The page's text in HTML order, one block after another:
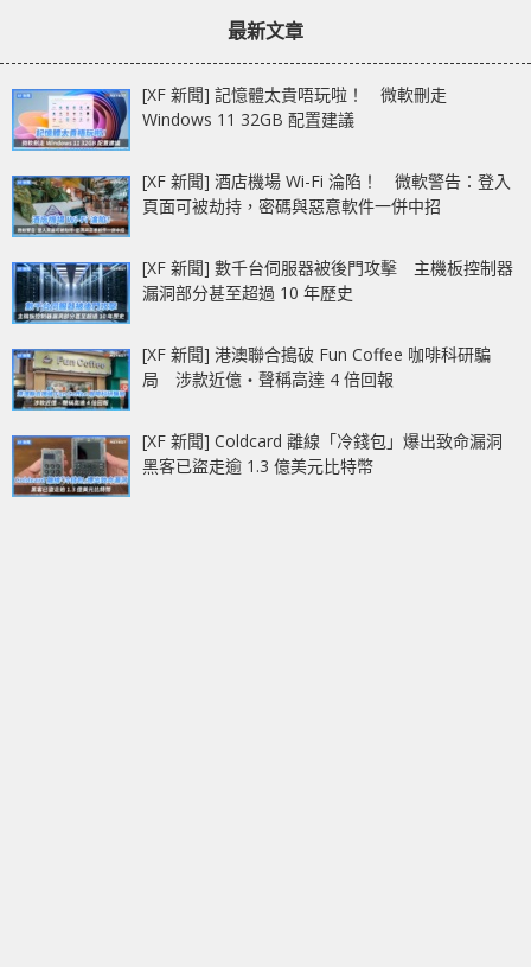
最新文章
[XF 新聞] 記憶體太貴唔玩啦！ 微軟刪走
Windows 11 32GB 配置建議
[XF 新聞] 酒店機場 Wi-Fi 淪陷！ 微軟警告：登入
頁面可被劫持，密碼與惡意軟件一併中招
[XF 新聞] 數千台伺服器被後門攻擊 主機板控制器
漏洞部分甚至超過 10 年歷史
[XF 新聞] 港澳聯合搗破 Fun Coffee 咖啡科研騙
局 涉款近億‧聲稱高達 4 倍回報
[XF 新聞] Coldcard 離線「冷錢包」爆出致命漏洞
黑客已盜走逾 1.3 億美元比特幣